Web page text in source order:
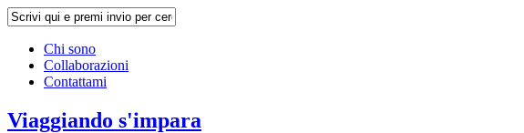
Chi sono
Collaborazioni
Contattami
Viaggiando s'impara